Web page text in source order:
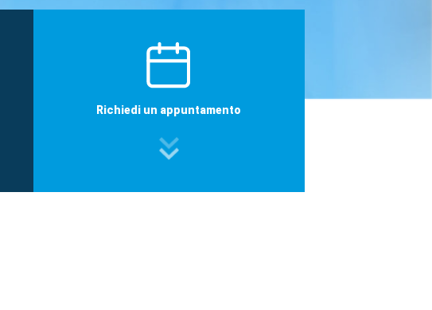
Richiedi un appuntamento